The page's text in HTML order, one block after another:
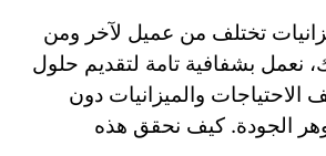
تختلف من عميل لآخر ومن
نعمل بشفافية تامة لتقديم حلول
والميزانيات دون
الجودة. كيف نحقق هذه